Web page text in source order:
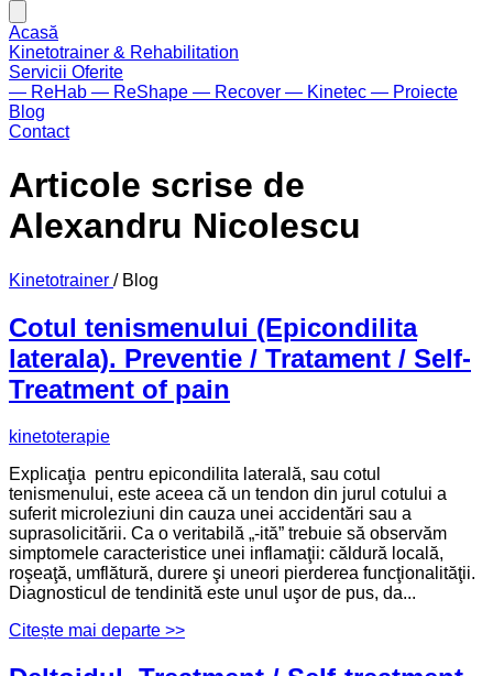
Acasă
Kinetotrainer & Rehabilitation
Servicii Oferite
— ReHab — ReShape — Recover — Kinetec — Proiecte
Blog
Contact
Articole scrise de
Alexandru Nicolescu
Kinetotrainer / Blog
Cotul tenismenului (Epicondilita
laterala). Preventie / Tratament / Self-
Treatment of pain
kinetoterapie
Explicaţia pentru epicondilita laterală, sau cotul
tenismenului, este aceea că un tendon din jurul cotului a
suferit microleziuni din cauza unei accidentări sau a
suprasolicitării. Ca o veritabilă „-ită” trebuie să observăm
simptomele caracteristice unei inflamaţii: căldură locală,
roşeaţă, umflătură, durere şi uneori pierderea funcţionalităţii.
Diagnosticul de tendinită este unul uşor de pus, da...
Citește mai departe >>